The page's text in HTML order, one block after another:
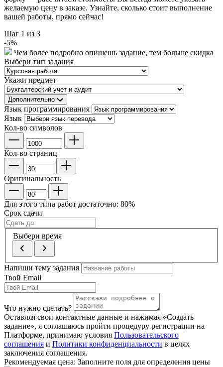
желаемую цену в заказе. Узнайте, сколько стоит выполнение
вашей работы, прямо сейчас!
Шаг 1 из 3
-5%
Чем более подробно опишешь задание, тем больше скидка
Выбери тип задания
Укажи предмет
Дополнительно
Язык программирования
Язык
Кол-во символов
Кол-во страниц
Оригинальность
Для этого типа работ достаточно: 80%
Срок сдачи
Выбери время
Напиши тему задания
Твой Email
Что нужно сделать?
Оставляя свои контактные данные и нажимая «Создать
задание», я соглашаюсь пройти процедуру регистрации на
Платформе, принимаю условия Пользовательского
соглашения и Политики конфиденциальности в целях
заключения соглашения.
Рекомендуемая цена: Заполните поля для определения цены